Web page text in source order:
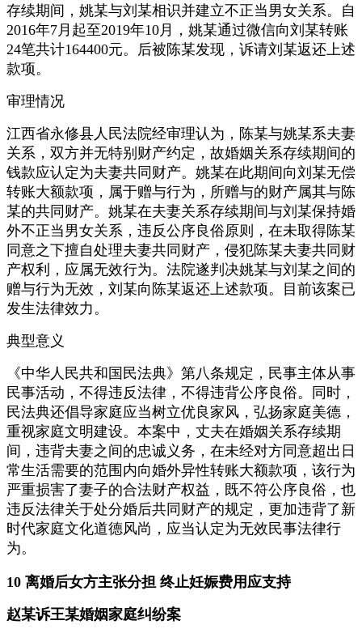
存续期间，姚某与刘某相识并建立不正当男女关系。自
2016年7月起至2019年10月，姚某通过微信向刘某转账
24笔共计164400元。后被陈某发现，诉请刘某返还上述
款项。
审理情况
江西省永修县人民法院经审理认为，陈某与姚某系夫妻
关系，双方并无特别财产约定，故婚姻关系存续期间的
钱款应认定为夫妻共同财产。姚某在此期间向刘某无偿
转账大额款项，属于赠与行为，所赠与的财产属其与陈
某的共同财产。姚某在夫妻关系存续期间与刘某保持婚
外不正当男女关系，违反公序良俗原则，在未取得陈某
同意之下擅自处理夫妻共同财产，侵犯陈某夫妻共同财
产权利，应属无效行为。法院遂判决姚某与刘某之间的
赠与行为无效，刘某向陈某返还上述款项。目前该案已
发生法律效力。
典型意义
《中华人民共和国民法典》第八条规定，民事主体从事
民事活动，不得违反法律，不得违背公序良俗。同时，
民法典还倡导家庭应当树立优良家风，弘扬家庭美德，
重视家庭文明建设。本案中，丈夫在婚姻关系存续期
间，违背夫妻之间的忠诚义务，在未经对方同意超出日
常生活需要的范围内向婚外异性转账大额款项，该行为
严重损害了妻子的合法财产权益，既不符公序良俗，也
违反法律关于处分婚后共同财产的规定，更加违背了新
时代家庭文化道德风尚，应当认定为无效民事法律行
为。
10 离婚后女方主张分担 终止妊娠费用应支持
赵某诉王某婚姻家庭纠纷案